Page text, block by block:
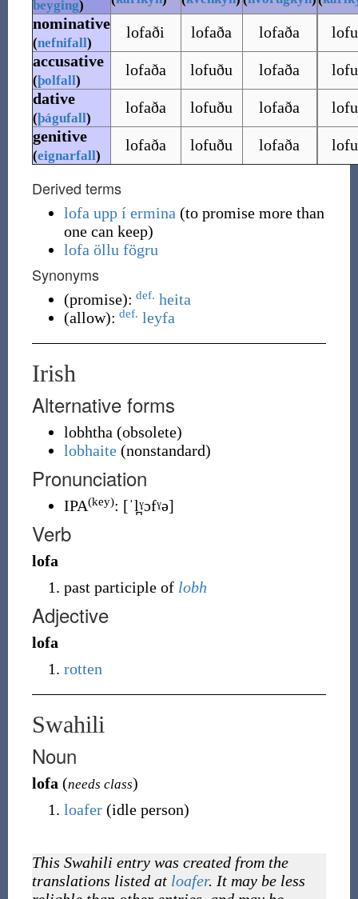
beyging)
nominative
(nefnifall)
lofaði lofaða lofaða
accusative
(þolfall)
lofaða lofuðu lofaða
dative
(þágufall)
lofaða lofuðu lofaða
genitive
(eignarfall)
lofaða lofuðu lofaða
Derived terms
lofa upp í ermina (to promise more than
one can keep)
lofa öllu fögru
Synonyms
(promise): def. heita
(allow): def. leyfa
Irish
Alternative forms
lobhtha (obsolete)
lobhaite (nonstandard)
Pronunciation
IPA(key): [ˈl̪ˠɔfˠə]
Verb
lofa
past participle of lobh
Adjective
lofa
rotten
Swahili
Noun
lofa (needs class)
loafer(idle person)
This Swahili entry was created from the
translations listed at loafer. It may be less